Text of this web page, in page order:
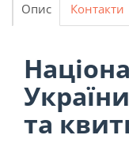
Опис Контакти
та